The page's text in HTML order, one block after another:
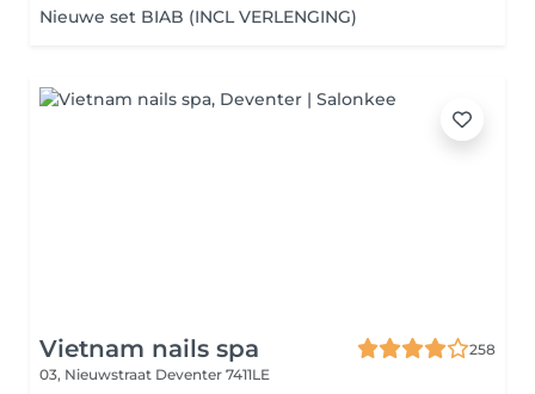
Nieuwe set BIAB (INCL VERLENGING)
Vietnam nails spa
258
03, Nieuwstraat Deventer 7411LE